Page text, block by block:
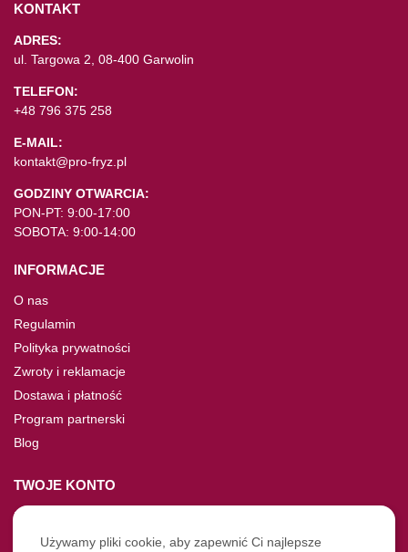
KONTAKT
ADRES:
ul. Targowa 2, 08-400 Garwolin
TELEFON:
+48 796 375 258
E-MAIL:
kontakt@pro-fryz.pl
GODZINY OTWARCIA:
PON-PT: 9:00-17:00
SOBOTA: 9:00-14:00
INFORMACJE
O nas
Regulamin
Polityka prywatności
Zwroty i reklamacje
Dostawa i płatność
Program partnerski
Blog
TWOJE KONTO
Moje konto
Nie pamiętasz hasła?
Używamy pliki cookie, aby zapewnić Ci najlepsze